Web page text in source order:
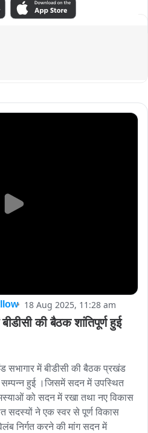
18 Aug 2025, 11:28 am
की बैठक शांतिपूर्ण हुई
सभागार में बीडीसी की बैठक प्रखंड
सम्पन्न हुई ।जिसमें सदन में उपस्थित
को सदन में रखा तथा नए विकास
सदस्यों ने एक स्वर से पूर्ण विकास
निर्गत करने की मांग सदन में